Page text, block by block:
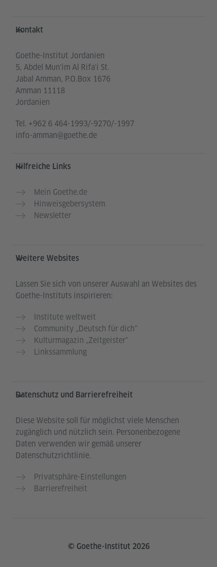
Service- und Informationsbereich
Kontakt
Goethe-Institut Jordanien
5, Abdel Mun'im Al Rifa'i St.
Jabal Amman, P.O.Box 1676
Amman 11118
Jordanien
Tel. +962 6 464-1993/-9270/-1997
info-amman@goethe.de
Hilfreiche Links
Mein Goethe.de
Hinweisgebersystem
Newsletter
Weitere Websites
Lassen Sie sich von unserer Auswahl an Websites des
Goethe-Instituts inspirieren:
Institute weltweit
Community „Deutsch für dich“
Kulturmagazin „Zeitgeister"
Linkssammlung
Datenschutz und Barrierefreiheit
Diese Website soll für möglichst viele Menschen
zugänglich und nützlich sein. Personenbezogene
Daten verwenden wir gemäß unserer
Datenschutzrichtlinie.
Privatsphäre-Einstellungen
Barrierefreiheit
© Goethe-Institut 2026